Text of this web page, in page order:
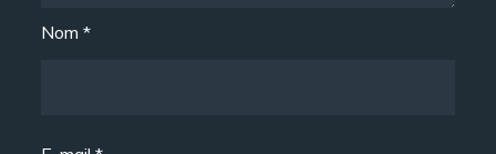
Nom*